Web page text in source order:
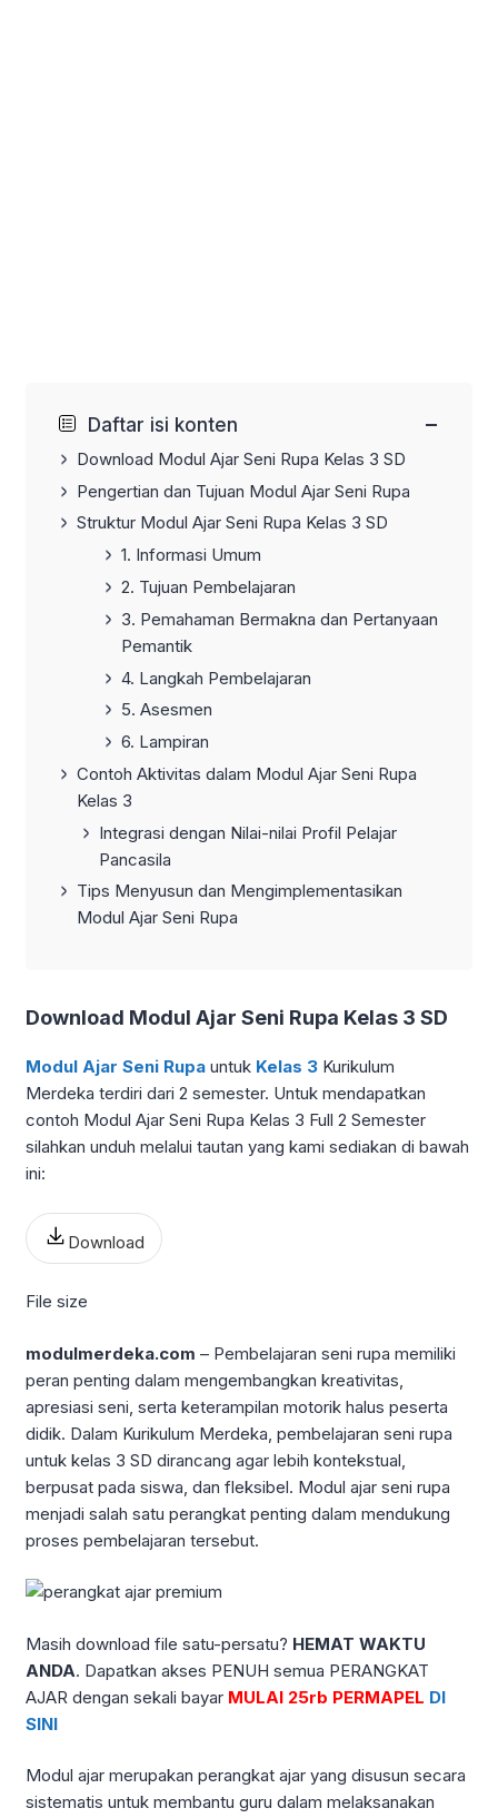
Daftar isi konten −
Download Modul Ajar Seni Rupa Kelas 3 SD
Pengertian dan Tujuan Modul Ajar Seni Rupa
Struktur Modul Ajar Seni Rupa Kelas 3 SD
1. Informasi Umum
2. Tujuan Pembelajaran
3. Pemahaman Bermakna dan Pertanyaan
Pemantik
4. Langkah Pembelajaran
5. Asesmen
6. Lampiran
Contoh Aktivitas dalam Modul Ajar Seni Rupa
Kelas 3
Integrasi dengan Nilai-nilai Profil Pelajar
Pancasila
Tips Menyusun dan Mengimplementasikan
Modul Ajar Seni Rupa
Download Modul Ajar Seni Rupa Kelas 3 SD
Modul Ajar Seni Rupa untuk Kelas 3 Kurikulum
Merdeka terdiri dari 2 semester. Untuk mendapatkan
contoh Modul Ajar Seni Rupa Kelas 3 Full 2 Semester
silahkan unduh melalui tautan yang kami sediakan di bawah
ini:
Download
File size
modulmerdeka.com – Pembelajaran seni rupa memiliki
peran penting dalam mengembangkan kreativitas,
apresiasi seni, serta keterampilan motorik halus peserta
didik. Dalam Kurikulum Merdeka, pembelajaran seni rupa
untuk kelas 3 SD dirancang agar lebih kontekstual,
berpusat pada siswa, dan fleksibel. Modul ajar seni rupa
menjadi salah satu perangkat penting dalam mendukung
proses pembelajaran tersebut.
Masih download file satu-persatu? HEMAT WAKTU
ANDA. Dapatkan akses PENUH semua PERANGKAT
AJAR dengan sekali bayar MULAI 25rb PERMAPEL DI
SINI
Modul ajar merupakan perangkat ajar yang disusun secara
sistematis untuk membantu guru dalam melaksanakan